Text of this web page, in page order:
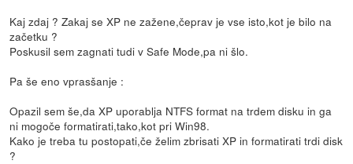
Kaj zdaj ? Zakaj se XP ne zažene,čeprav je vse isto,kot je bilo na
začetku ?
Poskusil sem zagnati tudi v Safe Mode,pa ni šlo.
Pa še eno vprasšanje :
Opazil sem še,da XP uporablja NTFS format na trdem disku in ga
ni mogoče formatirati,tako,kot pri Win98.
Kako je treba tu postopati,če želim zbrisati XP in formatirati trdi disk
?